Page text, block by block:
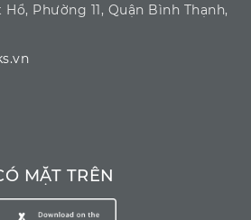
Phường 11, Quận Bình Thạnh,
MẶT TRÊN